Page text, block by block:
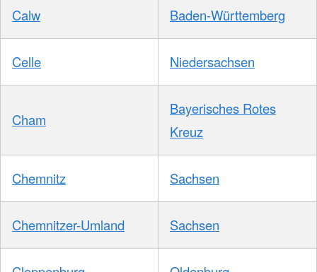
Calw Baden-Württemberg
Celle Niedersachsen
Cham
Bayerisches Rotes
Kreuz
Chemnitz Sachsen
Chemnitzer-Umland Sachsen